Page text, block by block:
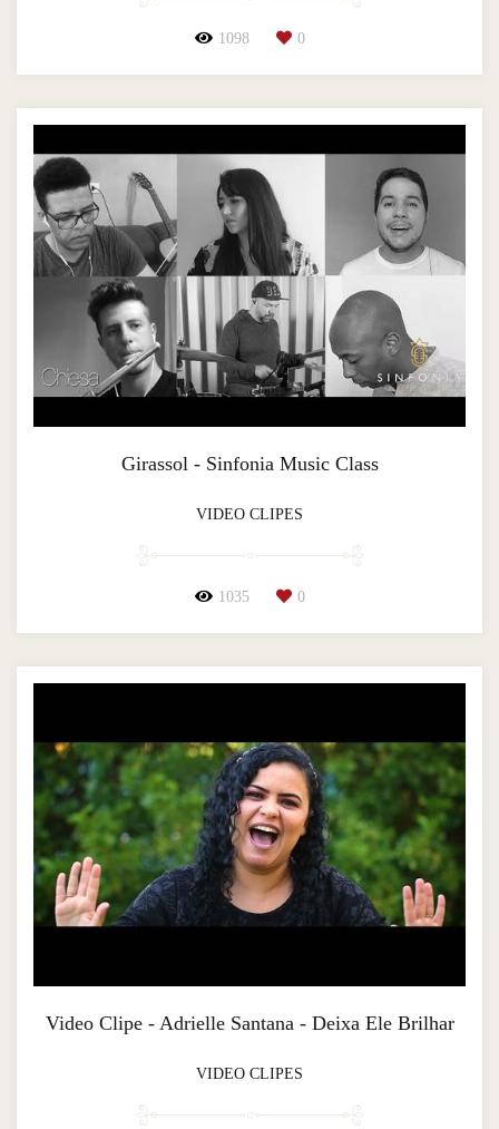
1098 0
Girassol - Sinfonia Music Class
VIDEO CLIPES
1035 0
Video Clipe - Adrielle Santana - Deixa Ele Brilhar
VIDEO CLIPES